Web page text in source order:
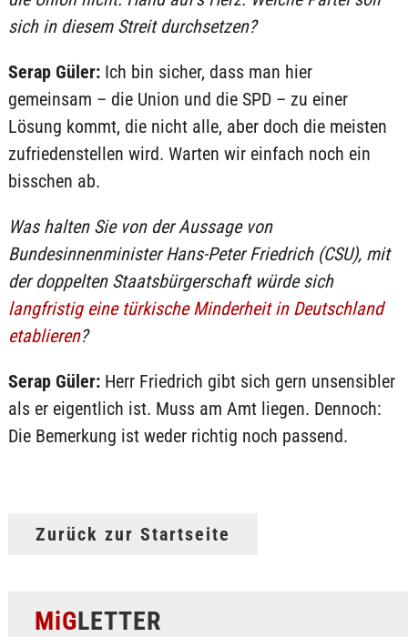
sich in diesem Streit durchsetzen?
Serap Güler:Ich bin sicher, dass man hier
gemeinsam – die Union und die SPD – zu einer
Lösung kommt, die nicht alle, aber doch die meisten
zufriedenstellen wird. Warten wir einfach noch ein
bisschen ab.
Was halten Sie von der Aussage von
Bundesinnenminister Hans-Peter Friedrich (CSU), mit
der doppelten Staatsbürgerschaft würde sich
langfristig eine türkische Minderheit in Deutschland
etablieren?
Serap Güler:Herr Friedrich gibt sich gern unsensibler
als er eigentlich ist. Muss am Amt liegen. Dennoch:
Die Bemerkung ist weder richtig noch passend.
Zurück zur Startseite
MiGLETTER